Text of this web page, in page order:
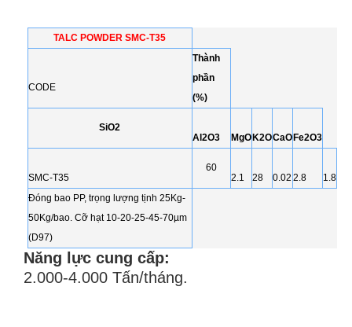
TALC POWDER SMC-T35
CODE
Thành
phần
(%)
SiO2
Al2O3
MgO K2OCaO Fe2O3
SMC-T35
60
2.1
28 0.02 2.8
1.8
Đóng bao PP, trọng lượng tịnh 25Kg-
50Kg/bao. Cỡ hạt 10-20-25-45-70µm
(D97)
Năng lực cung cấp:
2.000-4.000 Tấn/tháng.